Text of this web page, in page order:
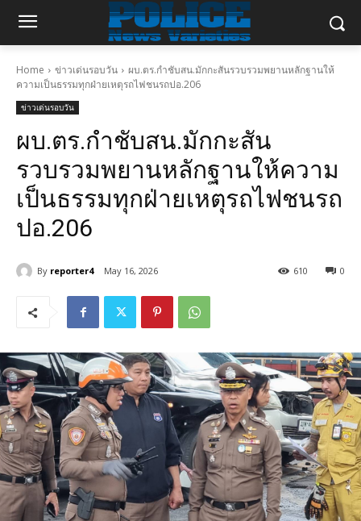
Home ข่าวเด่นรอบวัน
ผบ.ตร.กำชับสน.มักกะสันรวบรวมพยานหลักฐานให้
ความเป็นธรรมทุกฝ่ายเหตุรถไฟชนรถปอ.206
ข่าวเด่นรอบวัน
ผบ.ตร.กำชับสน.มักกะสัน
รวบรวมพยานหลักฐานให้ความ
เป็นธรรมทุกฝ่ายเหตุรถไฟชนรถ
ปอ.206
By reporter4 May 16, 2026 0
610